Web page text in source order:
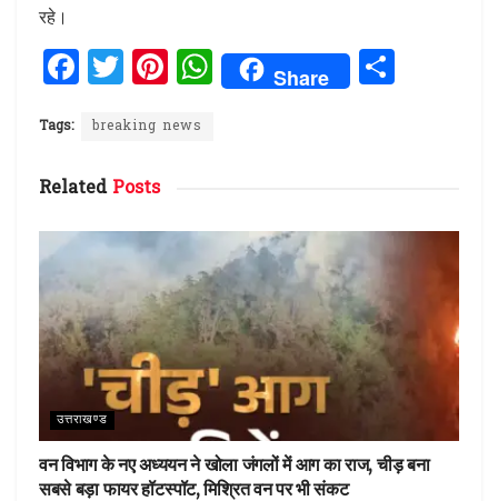
रहे।
F
a
ce
b
o
o
k
T
w
it
te
r
Pi
n
te
W
h
p
p
Share
Tags: breaking news
RelatedPosts
उत्तराखण्ड
वन विभाग के नए अध्ययन ने खोला जंगलों में आग का राज, चीड़ बना
सबसे बड़ा फायर हॉटस्पॉट, मिश्रित वन पर भी संकट